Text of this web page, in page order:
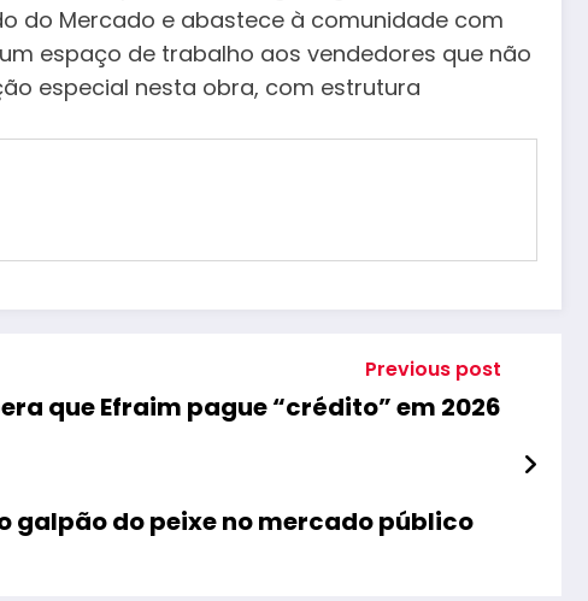
do Mercado e abastece à comunidade com
espaço de trabalho aos vendedores que não
especial nesta obra, com estrutura
Previous post
que Efraim pague “crédito” em 2026
galpão do peixe no mercado público